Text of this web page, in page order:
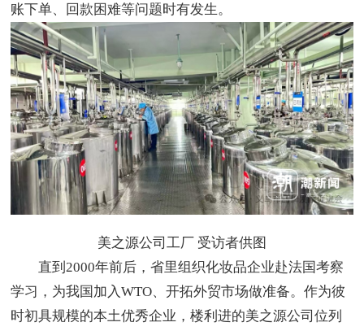
账下单、回款困难等问题时有发生。
美之源公司工厂 受访者供图
直到2000年前后，省里组织化妆品企业赴法国考察
学习，为我国加入WTO、开拓外贸市场做准备。作为彼
时初具规模的本土优秀企业，楼利进的美之源公司位列